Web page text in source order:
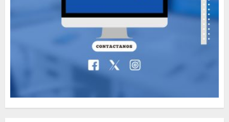
Valentino Goes
Deliberately Feminine for
Fall 2018
MAYO 16, 2024
Searching for the
forgotten heroes of World